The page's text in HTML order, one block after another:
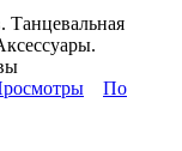
Танцевальная
По